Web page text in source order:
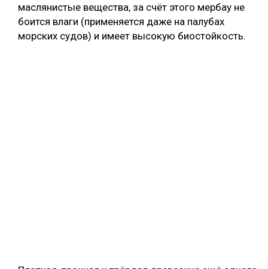
маслянистые вещества, за счёт этого мербау не
боится влаги (применяется даже на палубах
морских судов) и имеет высокую биостойкость.